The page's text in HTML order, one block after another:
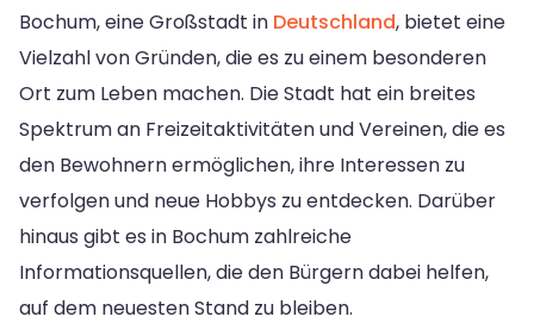
Bochum, eine Großstadt in Deutschland, bietet eine
Vielzahl von Gründen, die es zu einem besonderen
Ort zum Leben machen. Die Stadt hat ein breites
Spektrum an Freizeitaktivitäten und Vereinen, die es
den Bewohnern ermöglichen, ihre Interessen zu
verfolgen und neue Hobbys zu entdecken. Darüber
hinaus gibt es in Bochum zahlreiche
Informationsquellen, die den Bürgern dabei helfen,
auf dem neuesten Stand zu bleiben.